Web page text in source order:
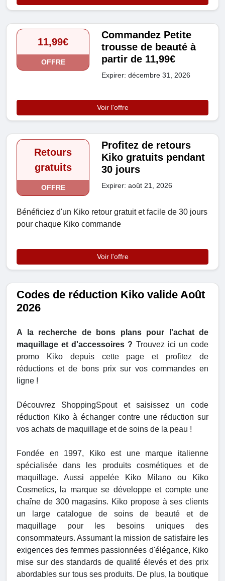
11,99€
OFFRE
Commandez Petite
trousse de beauté à
partir de 11,99€
Expirer: décembre 31, 2026
Voir l'offre
Retours
gratuits
OFFRE
Profitez de retours
Kiko gratuits pendant
30 jours
Expirer: août 21, 2026
Bénéficiez d'un Kiko retour gratuit et facile de 30 jours
pour chaque Kiko commande
Voir l'offre
Codes de réduction Kiko valide Août
2026
A la recherche de bons plans pour l'achat de
maquillage et d'accessoires ? Trouvez ici un code
promo Kiko depuis cette page et profitez de
réductions et de bons prix sur vos commandes en
ligne !
Découvrez ShoppingSpout et saisissez un code
réduction Kiko à échanger contre une réduction sur
vos achats de maquillage et de soins de la peau !
Fondée en 1997, Kiko est une marque italienne
spécialisée dans les produits cosmétiques et de
maquillage. Aussi appelée Kiko Milano ou Kiko
Cosmetics, la marque se développe et compte une
chaîne de 300 magasins. Kiko propose à ses clients
un large catalogue de soins de beauté et de
maquillage pour les besoins uniques des
consommateurs. Assumant la mission de satisfaire les
exigences des femmes passionnées d'élégance, Kiko
mise sur des standards de qualité élevés et des prix
abordables sur tous ses produits. De plus, la boutique